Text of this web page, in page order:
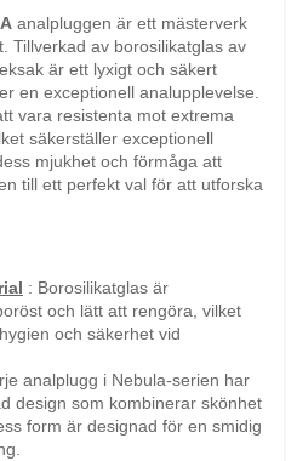
analpluggen är ett mästerverk
Tillverkad av borosilikatglas av
är ett lyxigt och säkert
en exceptionell analupplevelse.
vara resistenta mot extrema
säkerställer exceptionell
mjukhet och förmåga att
till ett perfekt val för att utforska
: Borosilikatglas är
och lätt att rengöra, vilket
och säkerhet vid
analplugg i Nebula-serien har
design som kombinerar skönhet
form är designad för en smidig